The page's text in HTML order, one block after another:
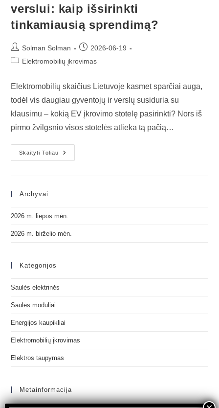
verslui: kaip išsirinkti
tinkamiausią sprendimą?
Solman Solman
2026-06-19
Elektromobilių įkrovimas
Elektromobilių skaičius Lietuvoje kasmet sparčiai auga,
todėl vis daugiau gyventojų ir verslų susiduria su
klausimu – kokią EV įkrovimo stotelę pasirinkti? Nors iš
pirmo žvilgsnio visos stotelės atlieka tą pačią…
Skaityti Toliau
Archyvai
2026 m. liepos mėn.
2026 m. birželio mėn.
Kategorijos
Saulės elektrinės
Saulės moduliai
Energijos kaupikliai
Elektromobilių įkrovimas
Elektros taupymas
Metainformacija